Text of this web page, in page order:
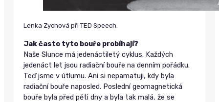
Lenka Zychová při TED Speech.
Jak často tyto bouře probíhají?
Naše Slunce má jedenáctiletý cyklus. Každých
jedenáct let jsou radiační bouře na denním pořádku.
Teď jsme v útlumu. Ani si nepamatuji, kdy byla
radiační bouře naposled. Poslední geomagnetická
bouře byla před pěti dny a byla tak malá, že se